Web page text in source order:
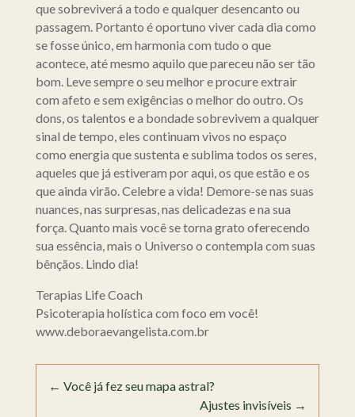
que sobreviverá a todo e qualquer desencanto ou
passagem. Portanto é oportuno viver cada dia como
se fosse único, em harmonia com tudo o que
acontece, até mesmo aquilo que pareceu não ser tão
bom. Leve sempre o seu melhor e procure extrair
com afeto e sem exigências o melhor do outro. Os
dons, os talentos e a bondade sobrevivem a qualquer
sinal de tempo, eles continuam vivos no espaço
como energia que sustenta e sublima todos os seres,
aqueles que já estiveram por aqui, os que estão e os
que ainda virão. Celebre a vida! Demore-se nas suas
nuances, nas surpresas, nas delicadezas e na sua
força. Quanto mais você se torna grato oferecendo
sua essência, mais o Universo o contempla com suas
bênçãos. Lindo dia!
Terapias Life Coach
Psicoterapia holística com foco em você!
www.deboraevangelista.com.br
← Você já fez seu mapa astral?
Ajustes invisíveis →